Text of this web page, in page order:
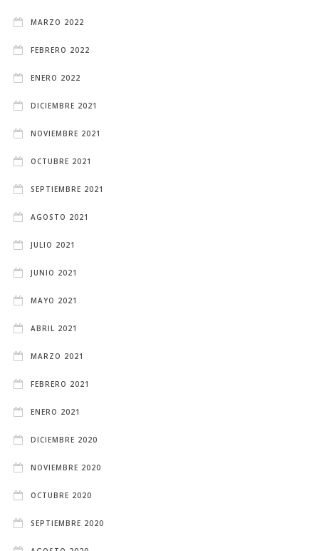
MARZO 2022
FEBRERO 2022
ENERO 2022
DICIEMBRE 2021
NOVIEMBRE 2021
OCTUBRE 2021
SEPTIEMBRE 2021
AGOSTO 2021
JULIO 2021
JUNIO 2021
MAYO 2021
ABRIL 2021
MARZO 2021
FEBRERO 2021
ENERO 2021
DICIEMBRE 2020
NOVIEMBRE 2020
OCTUBRE 2020
SEPTIEMBRE 2020